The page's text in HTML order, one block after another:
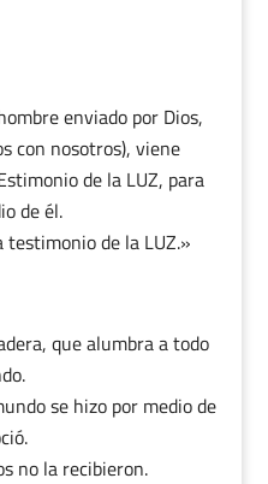
enviado por Dios,
con nosotros), viene
de la LUZ, para
de él.
testimonio de la LUZ.»
que alumbra a todo
se hizo por medio de
no la recibieron.